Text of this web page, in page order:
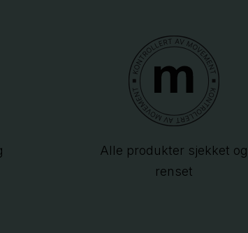
Alle produkter sjekket og
renset